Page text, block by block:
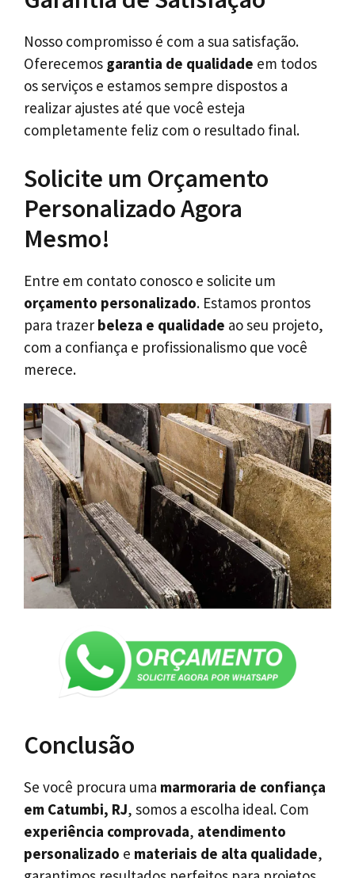
Nosso compromisso é com a sua satisfação.
Oferecemos garantia de qualidade em todos
os serviços e estamos sempre dispostos a
realizar ajustes até que você esteja
completamente feliz com o resultado final.
Solicite um Orçamento
Personalizado Agora
Mesmo!
Entre em contato conosco e solicite um
orçamento personalizado. Estamos prontos
para trazer beleza e qualidade ao seu projeto,
com a confiança e profissionalismo que você
merece.
Conclusão
Se você procura uma marmoraria de confiança
em Catumbi, RJ, somos a escolha ideal. Com
experiência comprovada, atendimento
personalizado e materiais de alta qualidade,